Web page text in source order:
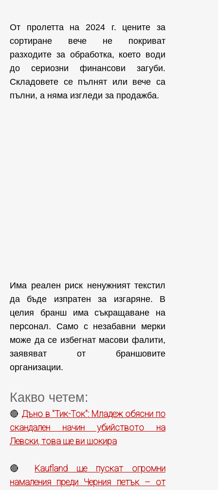
От пролетта на 2024 г. цените за
сортиране вече не покриват
разходите за обработка, което води
до сериозни финансови загуби.
Складовете се пълнят или вече са
пълни, а няма изгледи за продажба.
Има реален риск ненужният текстил
да бъде изпратен за изгаряне. В
целия бранш има съкращаване на
персонал. Само с незабавни мерки
може да се избегнат масови фалити,
заявяват от браншовите
организации.
Какво четем:
🔴 Дъно в "Тик-Ток": Младеж обясни по
скандален начин убийството на
Левски, това ще ви шокира
🔴 Kaufland ще пускат огромни
намаления преди Черния петък – от